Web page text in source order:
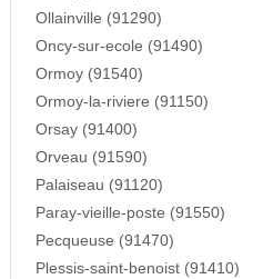
Ollainville (91290)
Oncy-sur-ecole (91490)
Ormoy (91540)
Ormoy-la-riviere (91150)
Orsay (91400)
Orveau (91590)
Palaiseau (91120)
Paray-vieille-poste (91550)
Pecqueuse (91470)
Plessis-saint-benoist (91410)